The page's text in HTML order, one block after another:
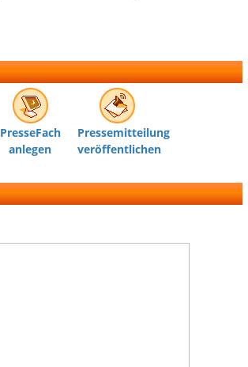
PresseFach
anlegen
Pressemitteilung
veröffentlichen